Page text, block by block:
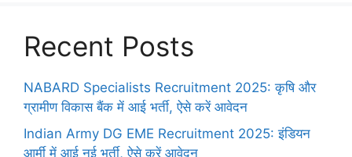
Recent Posts
NABARD Specialists Recruitment 2025: कृषि और
ग्रामीण विकास बैंक में आई भर्ती, ऐसे करें आवेदन
Indian Army DG EME Recruitment 2025: इंडियन
आर्मी में आई नई भर्ती, ऐसे करें आवेदन